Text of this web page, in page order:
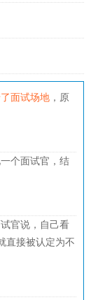
面试场地 ，原
个面试官，结
官说，自己看
直接被认定为不